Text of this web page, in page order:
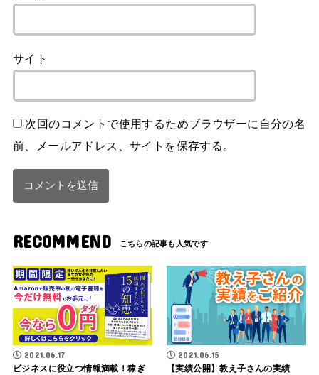
サイト
次回のコメントで使用するためブラウザーに自分の名
前、メールアドレス、サイトを保存する。
RECOMMEND
2021.06.17
ビジネスに役立つ情報満載！稼ぎ
2021.06.15
【実績公開】教え子さんの実績